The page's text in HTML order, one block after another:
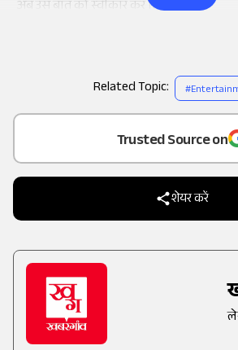
as a
Trusted Source on
शेयर करें
अब उस बात को स्वीकार कर लिया है।
Related Topic: #